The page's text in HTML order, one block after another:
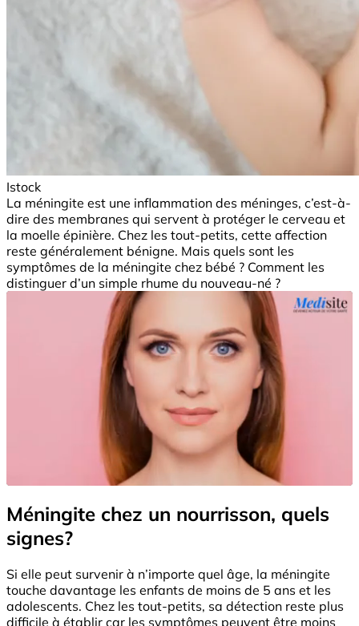
Istock
La méningite est une inflammation des méninges, c’est-à-
dire des membranes qui servent à protéger le cerveau et
la moelle épinière. Chez les tout-petits, cette affection
reste généralement bénigne. Mais quels sont les
symptômes de la méningite chez bébé ? Comment les
distinguer d’un simple rhume du nouveau-né ?
Méningite chez un nourrisson, quels
signes?
Si elle peut survenir à n’importe quel âge, la méningite
touche davantage les enfants de moins de 5 ans et les
adolescents. Chez les tout-petits, sa détection reste plus
difficile à établir car les symptômes peuvent être moins